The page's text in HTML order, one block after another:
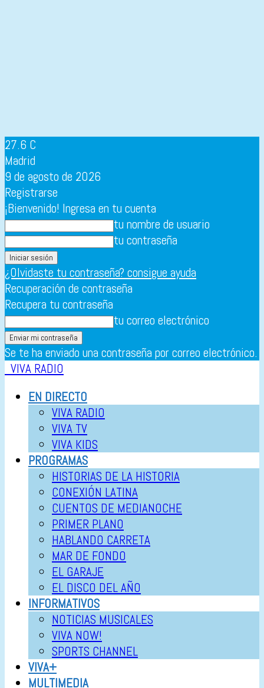
27.6 C
Madrid
9 de agosto de 2026
Registrarse
¡Bienvenido! Ingresa en tu cuenta
tu nombre de usuario
tu contraseña
¿Olvidaste tu contraseña? consigue ayuda
Recuperación de contraseña
Recupera tu contraseña
tu correo electrónico
Se te ha enviado una contraseña por correo electrónico.
VIVA RADIO
EN DIRECTO
VIVA RADIO
VIVA TV
VIVA KIDS
PROGRAMAS
HISTORIAS DE LA HISTORIA
CONEXIÓN LATINA
CUENTOS DE MEDIANOCHE
PRIMER PLANO
HABLANDO CARRETA
MAR DE FONDO
EL GARAJE
EL DISCO DEL AÑO
INFORMATIVOS
NOTICIAS MUSICALES
VIVA NOW!
SPORTS CHANNEL
VIVA+
MULTIMEDIA